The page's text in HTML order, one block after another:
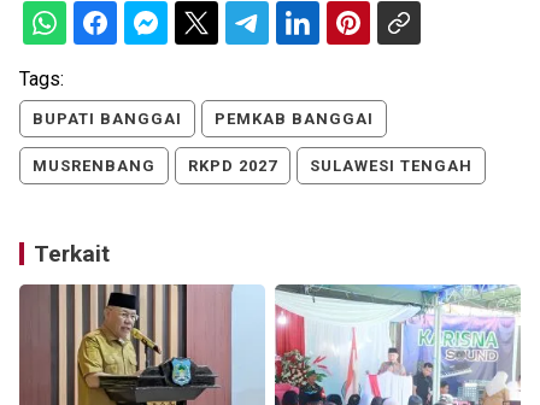
Tags:
BUPATI BANGGAI PEMKAB BANGGAI
MUSRENBANG RKPD 2027 SULAWESI TENGAH
Terkait